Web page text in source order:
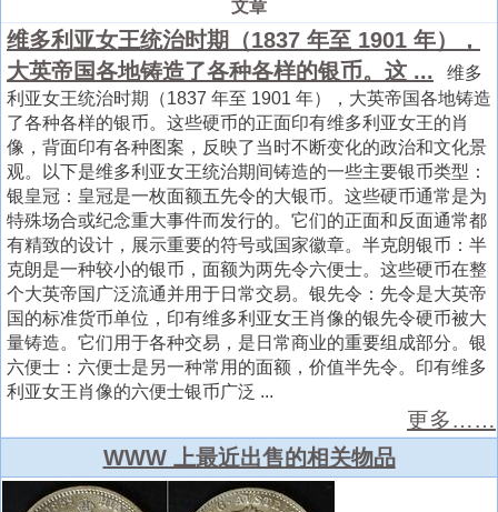
文章
维多利亚女王统治时期（1837 年至 1901 年），
大英帝国各地铸造了各种各样的银币。这 ... 维多
利亚女王统治时期（1837 年至 1901 年），大英帝国各地铸造
了各种各样的银币。这些硬币的正面印有维多利亚女王的肖
像，背面印有各种图案，反映了当时不断变化的政治和文化景
观。以下是维多利亚女王统治期间铸造的一些主要银币类型：
银皇冠：皇冠是一枚面额五先令的大银币。这些硬币通常是为
特殊场合或纪念重大事件而发行的。它们的正面和反面通常都
有精致的设计，展示重要的符号或国家徽章。半克朗银币：半
克朗是一种较小的银币，面额为两先令六便士。这些硬币在整
个大英帝国广泛流通并用于日常交易。银先令：先令是大英帝
国的标准货币单位，印有维多利亚女王肖像的银先令硬币被大
量铸造。它们用于各种交易，是日常商业的重要组成部分。银
六便士：六便士是另一种常用的面额，价值半先令。印有维多
利亚女王肖像的六便士银币广泛 ...
更多……
WWW 上最近出售的相关物品